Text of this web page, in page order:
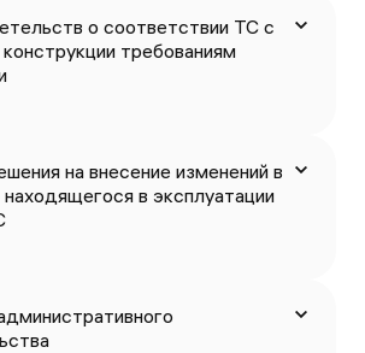
о соответствии ТС с
требованиям
на внесение изменений в
в эксплуатации